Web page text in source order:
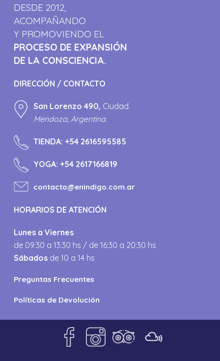
DESDE 2012,
ACOMPAÑANDO
Y PROMOVIENDO EL
PROCESO DE EXPANSIÓN
DE LA CONSCIENCIA.
DIRECCIÓN / CONTACTO
San Lorenzo 490, Ciudad.
Mendoza, Argentina.
TIENDA:+54 2616595585
YOGA:+54 2617166819
contacto@enindigo.com.ar
HORARIOS DE ATENCIÓN
Lunes a Viernes
de 09:30 a 13:30 hs / de 16:30 a 20:30 hs
Sábados de 10 a 14 hs
Preguntas Frecuentes
Políticas de Devolución